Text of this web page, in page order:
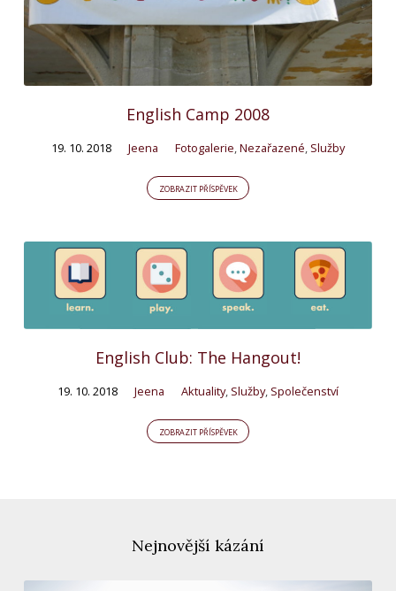
English Camp 2008
19. 10. 2018 Jeena Fotogalerie,Nezařazené, Služby
ZOBRAZIT PŘÍSPĚVEK
English Club: The Hangout!
19. 10. 2018 Jeena Aktuality, Služby, Společenství
ZOBRAZIT PŘÍSPĚVEK
Nejnovější kázání